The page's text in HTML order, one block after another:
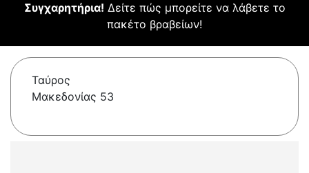
Συγχαρητήρια! Δείτε πώς μπορείτε να λάβετε το
πακέτο βραβείων!
Ταύρος
Μακεδονίας 53